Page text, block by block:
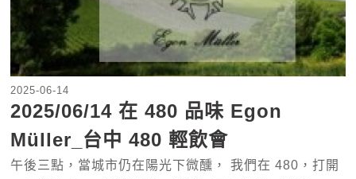
2025-06-14
2025/06/14 在 480 品味 Egon
Müller_台中 480 輕飲會
午後三點，當城市仍在陽光下微醺， 我們在 480，打開